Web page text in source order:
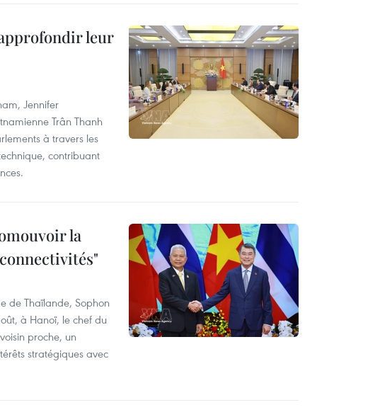
leur
Jennifer
Trân Thanh
à travers les
contribuant
la
de Thaïlande, Sophon
à Hanoï, le chef du
proche, un
stratégiques avec